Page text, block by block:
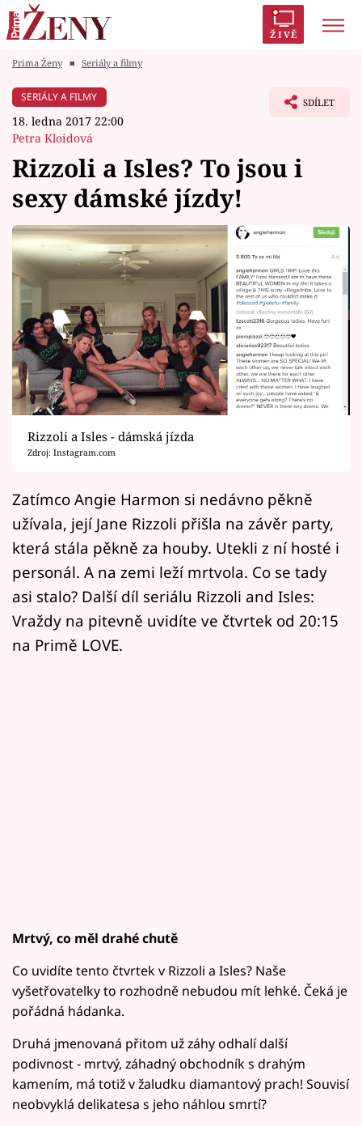
ŽIVĚ
Módní alarm
Témata
Celebrity
Vztahy
Seriály
Horoskopy
Sledujte prima+
Filmový festival Karlovy Vary
Mámy sobě
Přihlášení
Sledujte nás
Prima Ženy ■ Seriály a filmy
SERIÁLY A FILMY
18. ledna 2017 22:00
Petra Kloidová
SDÍLET
Rizzoli a Isles? To jsou i
sexy dámské jízdy!
Rizzoli a Isles - dámská jízda
Zdroj: Instagram.com
Zatímco Angie Harmon si nedávno pěkně
užívala, její Jane Rizzoli přišla na závěr party,
která stála pěkně za houby. Utekli z ní hosté i
personál. A na zemi leží mrtvola. Co se tady
asi stalo? Další díl seriálu Rizzoli and Isles:
Vraždy na pitevně uvidíte ve čtvrtek od 20:15
na Primě LOVE.
Mrtvý, co měl drahé chutě
Co uvidíte tento čtvrtek v Rizzoli a Isles? Naše
vyšetřovatelky to rozhodně nebudou mít lehké. Čeká je
pořádná hádanka.
Druhá jmenovaná přitom už záhy odhalí další
podivnost - mrtvý, záhadný obchodník s drahým
kamením, má totiž v žaludku diamantový prach! Souvisí
neobvyklá delikatesa s jeho náhlou smrtí?